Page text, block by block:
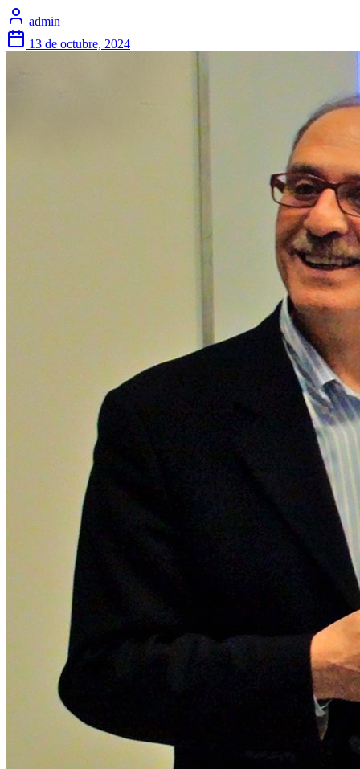
admin
13 de octubre, 2024